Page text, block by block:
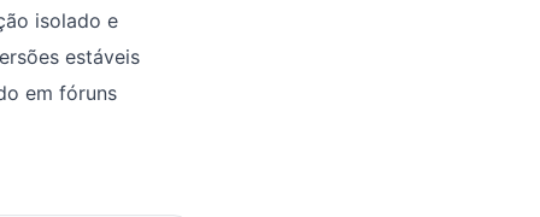
isolado e
estáveis
em fóruns